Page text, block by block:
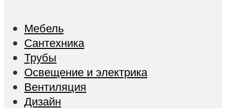
Мебель
Сантехника
Трубы
Освещение и электрика
Вентиляция
Дизайн